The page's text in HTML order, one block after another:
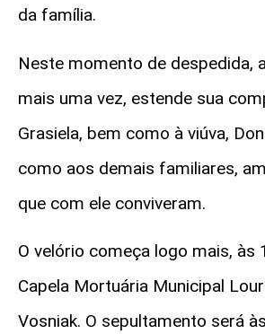
da família.
Neste momento de despedida,
mais uma vez, estende sua
Grasiela, bem como à viúva,
como aos demais familiares,
que com ele conviveram.
O velório começa logo mais, às
Capela Mortuária Municipal
Vosniak. O sepultamento será